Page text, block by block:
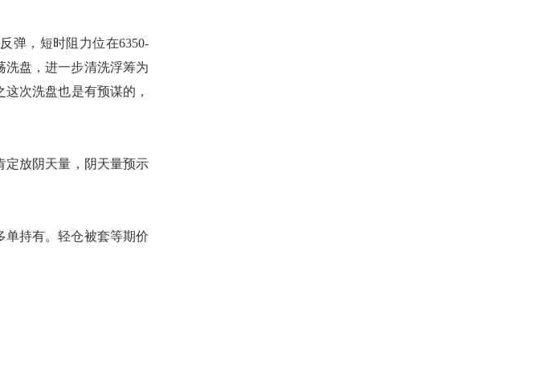
弹，短时阻力位在6350-
洗盘，进一步清洗浮筹为
次洗盘也是有预谋的，
放阴天量，阴天量预示
持有。轻仓被套等期价